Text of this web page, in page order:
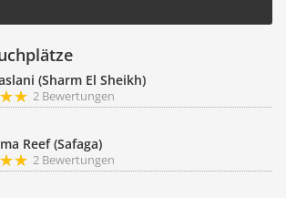
(Sharm El Sheikh)
2 Bewertungen
Reef (Safaga)
2 Bewertungen